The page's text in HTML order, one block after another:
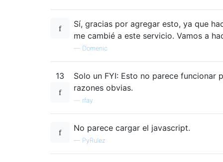
Sí, gracias por agregar esto, ya que
me cambié a este servicio. Vamos a
— Domenic
13
Solo un FYI: Esto no parece funcionar
razones obvias.
rfay
No parece cargar el javascript.
— PyRulez